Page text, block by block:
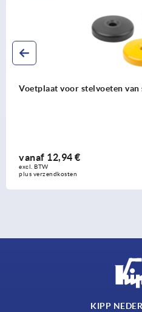
Voetplaten met
vanaf
plus verzendkosten
KIPP